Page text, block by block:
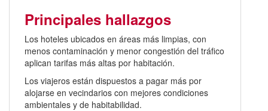
Principales hallazgos
Los hoteles ubicados en áreas más limpias, con
menos contaminación y menor congestión del tráfico
aplican tarifas más altas por habitación.
Los viajeros están dispuestos a pagar más por
alojarse en vecindarios con mejores condiciones
ambientales y de habitabilidad.